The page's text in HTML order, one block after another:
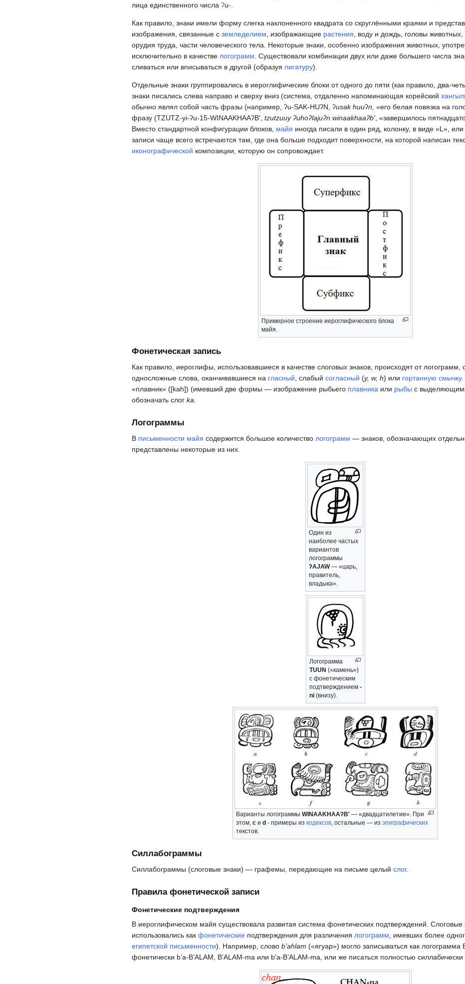
лица единственного числа ʔu-.
Как правило, знаки имели форму слегка наклоненного квадрата со скруглёнными краями и
изображения, связанные с земледелием , изображающие растения , воду и дождь, головы животных,
орудия труда, части человеческого тела. Некоторые знаки, особенно изображения животных,
исключительно в качестве логограмм . Существовали комбинации двух или даже большего числа
сливаться или вписываться в другой (образуя лигатуру).
Отдельные знаки группировались в иероглифические блоки от одного до пяти (как правило, два-
знаки писались слева направо и сверху вниз (система, отдаленно напоминающая корейский
обычно являл собой часть фразы (например, ʔu-SAK-HUʔN, ʔusak huuʔn, «его белая повязка на
фразу (TZUTZ-yi-ʔu-15-WINAAKHAAʔB', tzutzuuy ʔuhoʔlajuʔn winaakhaaʔb' , «завершилось
Вместо стандартной конфигурации блоков, майя иногда писали в один ряд, колонку, в виде «L»,
записи чаще всего встречаются там, где она больше подходит поверхности, на которой написан
иконографической композиции, которую он сопровождает.
Примерное строение иероглифического блока
майя.
Фонетическая запись
Как правило, иероглифы, использовавшиеся в качестве слоговых знаков, происходят от логограмм,
односложные слова, оканчивавшиеся на гласный , слабый согласный (y, w, h) или гортанную смычку.
«плавник» ([kah]) (имевший две формы — изображение рыбьего плавника или рыбы с
обозначать слог ka
Логограммы
В письменности майя содержится большое количество логограмм — знаков, обозначающих
представлены некоторые из них.
Один из
наиболее частых
вариантов
логограммы
ʔAJAW— «царь,
правитель,
владыка».
Логограмма
TUUN («камень»)
с фонетическим
подтверждением -
ni (внизу).
Варианты логограммы WINAAKHAAʔB' — «двадцатилетие». При
этом, c и d - примеры из кодексов, остальные — из эпиграфических
текстов.
Силлабограммы
Силлабограммы (слоговые знаки) — графемы, передающие на письме целый слог.
Правила фонетической записи
Фонетические подтверждения
В иероглифическом майя существовала развитая система фонетических подтверждений. Слоговые
использовались как фонетические подтверждения для различения логограмм, имевших более
египетской письменности). Например, слово b’ahlam («ягуар») могло записываться как логограмма
фонетически b’a-B’ALAM, B’ALAM-ma или b'a-B’ALAM-ma, или же писаться полностью